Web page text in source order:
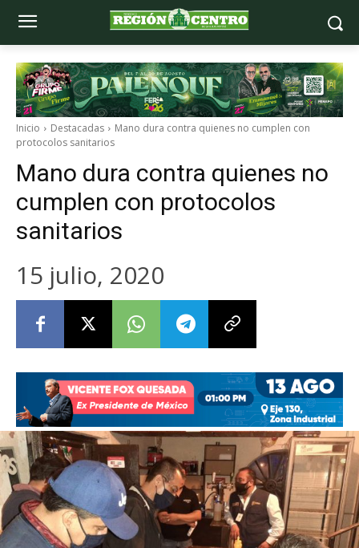
Inicio Destacadas
Mano dura contra quienes no cumplen con
protocolos sanitarios
Mano dura contra quienes no
cumplen con protocolos
sanitarios
15 julio, 2020